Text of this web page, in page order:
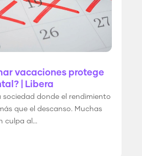
vacaciones protege
| Libera
sociedad donde el rendimiento
que el descanso. Muchas
culpa al...